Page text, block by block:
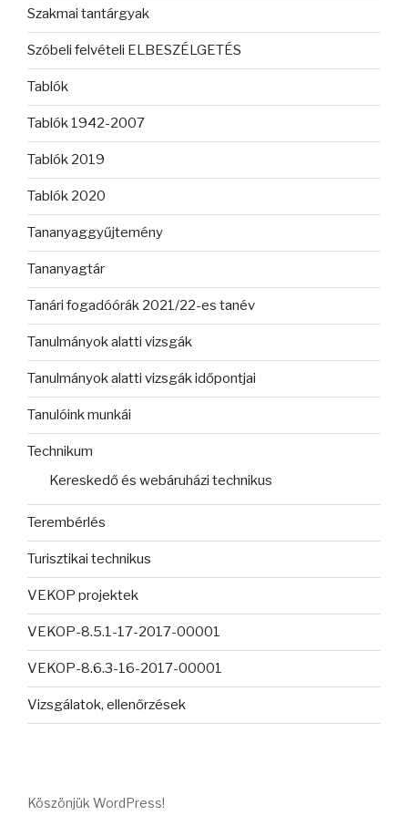
Szakmai tantárgyak
Szóbeli felvételi ELBESZÉLGETÉS
Tablók
Tablók 1942-2007
Tablók 2019
Tablók 2020
Tananyaggyűjtemény
Tananyagtár
Tanári fogadóórák 2021/22-es tanév
Tanulmányok alatti vizsgák
Tanulmányok alatti vizsgák időpontjai
Tanulóink munkái
Technikum
Kereskedő és webáruházi technikus
Terembérlés
Turisztikai technikus
VEKOP projektek
VEKOP-8.5.1-17-2017-00001
VEKOP-8.6.3-16-2017-00001
Vizsgálatok, ellenőrzések
Köszönjük WordPress!